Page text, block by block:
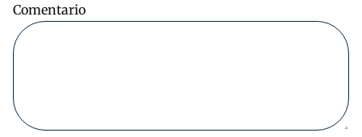
Comentario